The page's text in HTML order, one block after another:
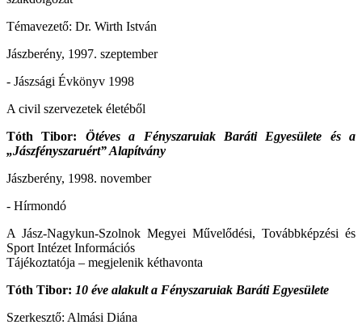
Témavezető: Dr. Wirth István
Jászberény, 1997. szeptember
- Jászsági Évkönyv 1998
A civil szervezetek életéből
Tóth Tibor:
Ötéves a Fényszaruiak Baráti Egyesülete és a
„Jászfényszaruért” Alapítvány
Jászberény, 1998. november
- Hírmondó
A Jász-Nagykun-Szolnok Megyei Művelődési, Továbbképzési és
Sport Intézet Információs
Tájékoztatója – megjelenik kéthavonta
Tóth Tibor: 10 éve alakult a Fényszaruiak Baráti Egyesülete
Szerkesztő: Almási Diána